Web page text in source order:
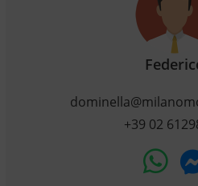
+39 02